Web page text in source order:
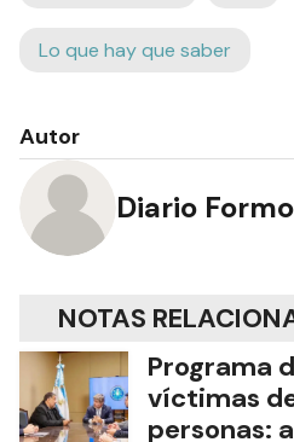
Lo que hay que saber
Autor
Diario
NOTAS
Programa
víctimas
personas: